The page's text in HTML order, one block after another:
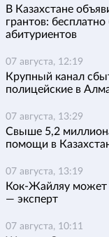
В Казахстане
грантов:
абитуриентов
07 августа, 12:19
Крупный канал
полицейские в
07 августа, 13:29
Свыше 5,2
помощи в
07 августа, 13:19
Кок-Жайляу может
— эксперт
07 августа, 10:11